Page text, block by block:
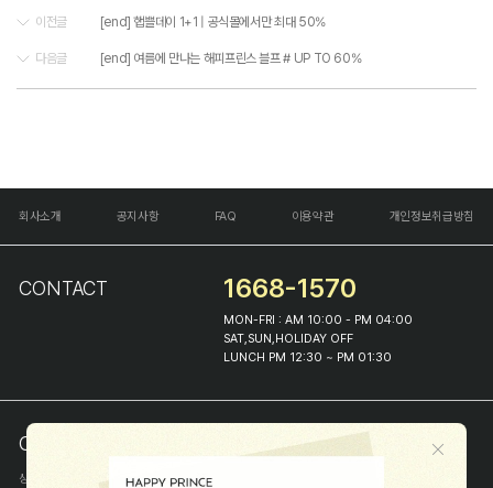
이전글 [end] 햅쁠데이 1+1 | 공식몰에서만 최대 50%
다음글 [end] 여름에 만나는 해피프린스 블프 # UP TO 60%
회사소개 공지사항 FAQ 이용약관 개인정보취급방침
CONTACT 1668-1570
MON-FRI : AM 10:00 - PM 04:00
SAT,SUN,HOLIDAY OFF
LUNCH PM 12:30 ~ PM 01:30
COMPANY INFO
상호
(주)해피프린스